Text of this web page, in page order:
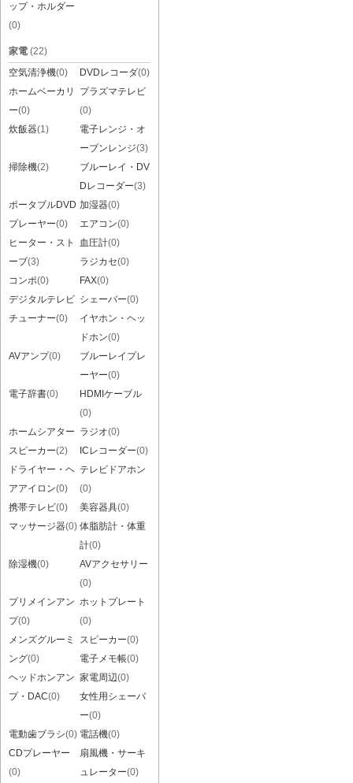
ップ・ホルダー
(0)
家電 (22)
空気清浄機(0) DVDレコーダ(0)
ホームベーカリ
ー(0)
プラズマテレビ
(0)
炊飯器(1)
電子レンジ・オ
ーブンレンジ(3)
掃除機(2)
ブルーレイ・DV
Dレコーダー(3)
ポータブルDVD
プレーヤー(0)
加湿器(0)
エアコン(0)
ヒーター・スト
ーブ(3)
血圧計(0)
ラジカセ(0)
コンポ(0) FAX(0)
デジタルテレビ
チューナー(0)
シェーバー(0)
イヤホン・ヘッ
ドホン(0)
AVアンプ(0)
ブルーレイプレ
ーヤー(0)
電子辞書(0)
HDMIケーブル
(0)
ホームシアター
スピーカー(2)
ラジオ(0)
ICレコーダー(0)
ドライヤー・ヘ
アアイロン(0)
テレビドアホン
(0)
携帯テレビ(0) 美容器具(0)
マッサージ器(0) 体脂肪計・体重
計(0)
除湿機(0)
AVアクセサリー
(0)
プリメインアン
プ(0)
ホットプレート
(0)
メンズグルーミ
ング(0)
スピーカー(0)
電子メモ帳(0)
ヘッドホンアン
プ・DAC(0)
家電周辺(0)
女性用シェーバ
ー(0)
電動歯ブラシ(0) 電話機(0)
CDプレーヤー
(0)
扇風機・サーキ
ュレーター(0)